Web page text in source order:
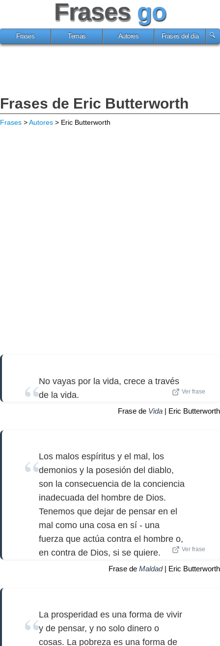
Frases go
Frases Temas Autores Frases del día
Frases de Eric Butterworth
Frases >Autores > Eric Butterworth
No vayas por la vida, crece a través
de la vida.
Ver frase
Frase de Vida | Eric Butterworth
Los malos espíritus y el mal, los
demonios y la posesión del diablo,
son la consecuencia de la conciencia
inadecuada del hombre de Dios.
Tenemos que dejar de pensar en el
mal como una cosa en sí - una
fuerza que actúa contra el hombre o,
en contra de Dios, si se quiere.
Ver frase
Frase de Maldad| Eric Butterworth
La prosperidad es una forma de vivir
y de pensar, y no solo dinero o
cosas. La pobreza es una forma de